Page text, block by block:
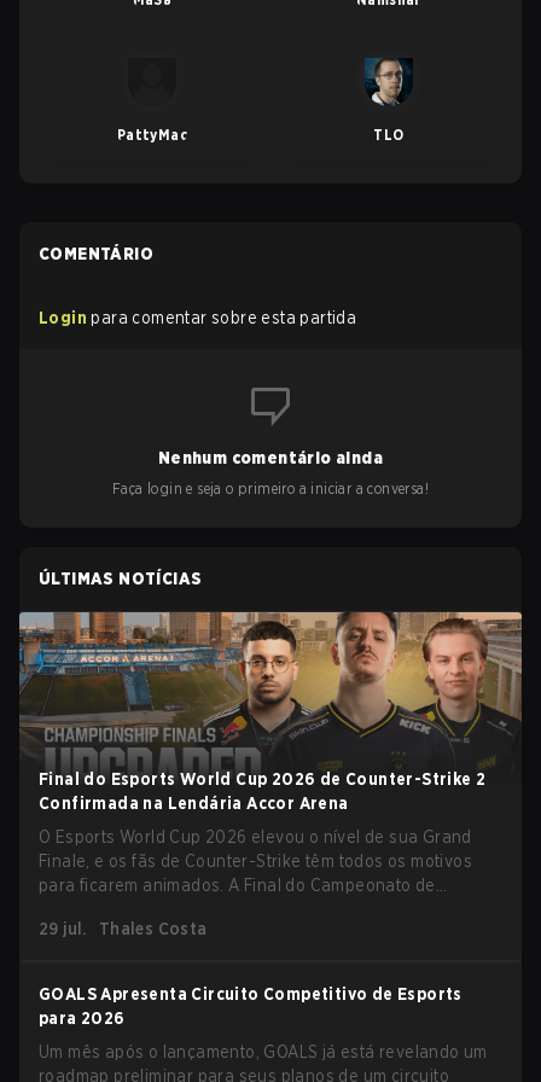
PattyMac TLO
COMENTÁRIO
Login para comentar sobre esta partida
Nenhum comentário ainda
Faça login e seja o primeiro a iniciar a conversa!
ÚLTIMAS NOTÍCIAS
Final do Esports World Cup 2026 de Counter-Strike 2
Confirmada na Lendária Accor Arena
O Esports World Cup 2026 elevou o nível de sua Grand
Finale, e os fãs de Counter-Strike têm todos os motivos
para ficarem animados. A Final do Campeonato de
Accor Arena de Paris, marcando o capítulo final do maior
29 jul. Thales Costa
GOALS Apresenta Circuito Competitivo de Esports
para 2026
Um mês após o lançamento, GOALS já está revelando um
roadmap preliminar para seus planos de um circuito